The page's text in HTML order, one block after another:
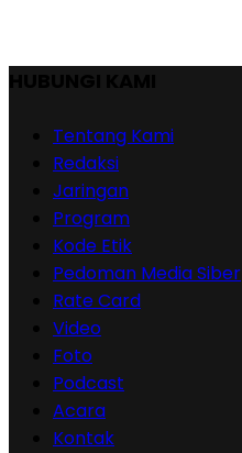
Tentang Kami
Redaksi
Jaringan
Program
Kode Etik
Pedoman Media Siber
Rate Card
Video
Foto
Podcast
Acara
Kontak